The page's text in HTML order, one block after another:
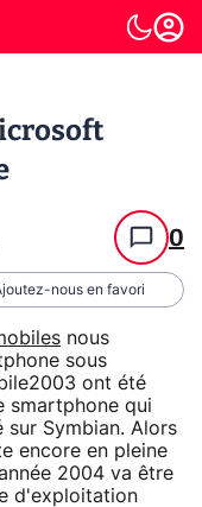
0
nous en favori
nous
sous
ont été
smartphone qui
Symbian. Alors
encore en pleine
2004 va être
d'exploitation